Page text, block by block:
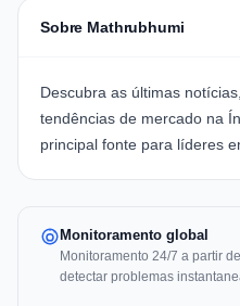
Sobre Mathrubhumi
Descubra as últimas
tendências de mercado na
principal fonte para líderes
Monitoramento global
Monitoramento 24/7 a partir
detectar problemas